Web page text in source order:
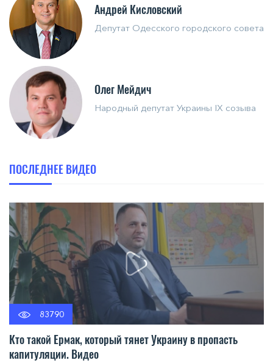
Андрей Кисловский
Депутат Одесского городского совета
Олег Мейдич
Народный депутат Украины IX созыва
ПОСЛЕДНЕЕ ВИДЕО
83790
Кто такой Ермак, который тянет Украину в пропасть
капитуляции. Видео